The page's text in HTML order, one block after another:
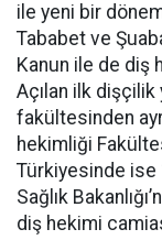
ile yeni bir
Tababet ve
Kanun ile de diş
Açılan ilk dişçilik
fakültesinden
hekimliği
Türkiyesinde ise
Sağlık
diş hekimi